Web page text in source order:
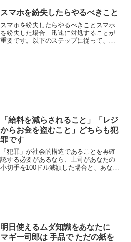
スマホを紛失したらやるべきこと
スマホを紛失したらやるべきことスマホ
を紛失した場合、迅速に対処することが
重要です。以下のステップに従って、状
「給料を減らされること」「レジ
からお金を盗むこと」どちらも犯
罪です
「犯罪」が社会的構造であることを再確
認する必要があるなら、上司があなたの
小切手を100ドル減額した場合と、あなた
明日使えるムダ知識をあなたに
マギー司郎は 手品で ただの紙を